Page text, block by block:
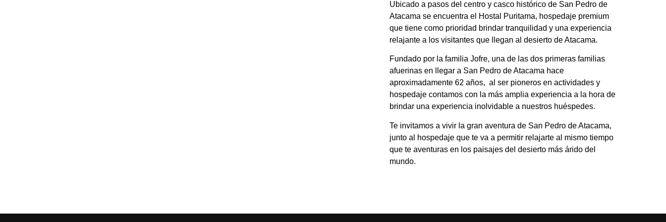
Ubicado a pasos del centro y casco histórico de San Pedro de
Atacama se encuentra el Hostal Puritama, hospedaje premium
que tiene como prioridad brindar tranquilidad y una experiencia
relajante a los visitantes que llegan al desierto de Atacama.
Fundado por la familia Jofre, una de las dos primeras familias
afuerinas en llegar a San Pedro de Atacama hace
aproximadamente 62 años, al ser pioneros en actividades y
hospedaje contamos con la más amplia experiencia a la hora de
brindar una experiencia inolvidable a nuestros huéspedes.
Te invitamos a vivir la gran aventura de San Pedro de Atacama,
junto al hospedaje que te va a permitir relajarte al mismo tiempo
que te aventuras en los paisajes del desierto más árido del
mundo.